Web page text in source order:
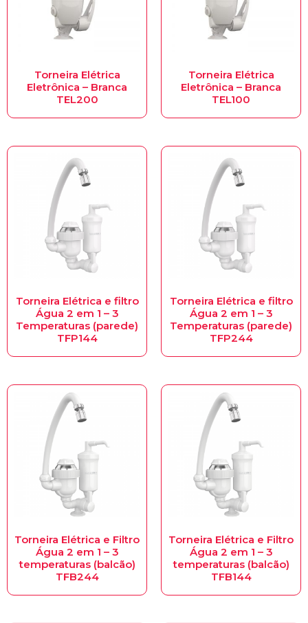
Torneira Elétrica
Eletrônica – Branca
TEL200
Torneira Elétrica
Eletrônica – Branca
TEL100
Torneira Elétrica e filtro
Água 2 em 1 – 3
Temperaturas (parede)
TFP144
Torneira Elétrica e filtro
Água 2 em 1 – 3
Temperaturas (parede)
TFP244
Torneira Elétrica e Filtro
Água 2 em 1 – 3
temperaturas (balcão)
TFB244
Torneira Elétrica e Filtro
Água 2 em 1 – 3
temperaturas (balcão)
TFB144